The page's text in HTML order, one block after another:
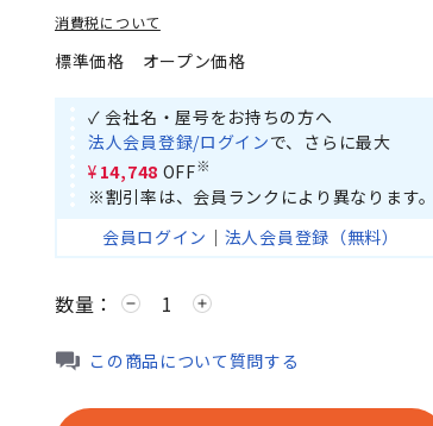
消費税について
標準価格 オープン価格
✓ 会社名・屋号をお持ちの方へ
法人会員登録/ログインで、さらに最大
¥14,748 OFF※
※割引率は、会員ランクにより異なります。
会員ログイン ｜ 法人会員登録（無料）
数量： remove add
この商品について質問する